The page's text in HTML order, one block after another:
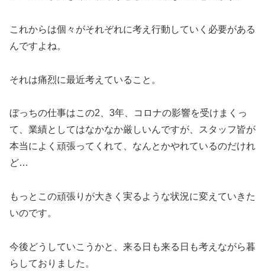
これからは個々がそれぞれに考え行動していく必要がある
んですよね。
それは痛烈に最近考えていること。
ぼっちの仕事はこの2、3年、コロナの影響を受けまくっ
て、業績としてはなかなか厳しいんですが、スタッフ皆が
本当によく頑張ってくれて、なんとかやれているのだけれ
ど…
もっとこの頑張りが大きく実るような状況に変えていきた
いのです。
今後どうしていこうかと、来る日も来る日も考えながら暮
らしておりました。